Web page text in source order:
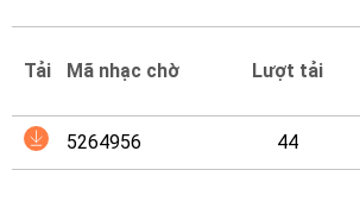
Mại
Hướng
Tải Mã nhạc chờ Lượt tải
5264956 44